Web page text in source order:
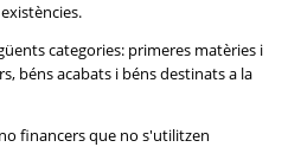
categories: primeres matèries i
béns acabats i béns destinats a la
financers que no s'utilitzen